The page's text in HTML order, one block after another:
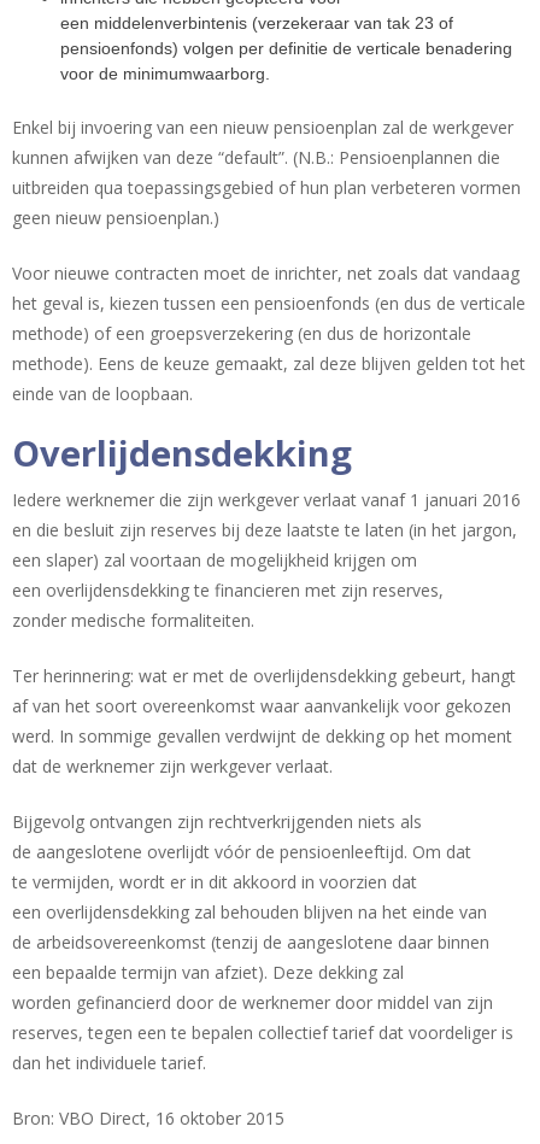
een middelenverbintenis (verzekeraar van tak 23 of
pensioenfonds) volgen per definitie de verticale benadering
voor de minimumwaarborg.
Enkel bij invoering van een nieuw pensioenplan zal de werkgever
kunnen afwijken van deze “default”. (N.B.: Pensioenplannen die
uitbreiden qua toepassingsgebied of hun plan verbeteren vormen
geen nieuw pensioenplan.)
Voor nieuwe contracten moet de inrichter, net zoals dat vandaag
het geval is, kiezen tussen een pensioenfonds (en dus de verticale
methode) of een groepsverzekering (en dus de horizontale
methode). Eens de keuze gemaakt, zal deze blijven gelden tot het
einde van de loopbaan.
Overlijdensdekking
Iedere werknemer die zijn werkgever verlaat vanaf 1 januari 2016
en die besluit zijn reserves bij deze laatste te laten (in het jargon,
een slaper) zal voortaan de mogelijkheid krijgen om
een overlijdensdekking te financieren met zijn reserves,
zonder medische formaliteiten.
Ter herinnering: wat er met de overlijdensdekking gebeurt, hangt
af van het soort overeenkomst waar aanvankelijk voor gekozen
werd. In sommige gevallen verdwijnt de dekking op het moment
dat de werknemer zijn werkgever verlaat.
Bijgevolg ontvangen zijn rechtverkrijgenden niets als
de aangeslotene overlijdt vóór de pensioenleeftijd. Om dat
te vermijden, wordt er in dit akkoord in voorzien dat
een overlijdensdekking zal behouden blijven na het einde van
de arbeidsovereenkomst (tenzij de aangeslotene daar binnen
een bepaalde termijn van afziet). Deze dekking zal
worden gefinancierd door de werknemer door middel van zijn
reserves, tegen een te bepalen collectief tarief dat voordeliger is
dan het individuele tarief.
Bron: VBO Direct, 16 oktober 2015